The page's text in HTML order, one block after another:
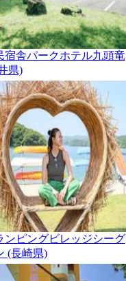
宿舎パークホテル九頭竜
県)
ンピングビレッジシーグ
(長崎県)